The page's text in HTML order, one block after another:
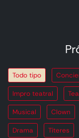
Todo tipo
Impro teatral
Musical Clown
Drama Títeres